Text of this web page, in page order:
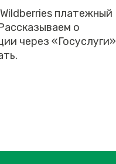
платежный
о
через «Госуслуги»